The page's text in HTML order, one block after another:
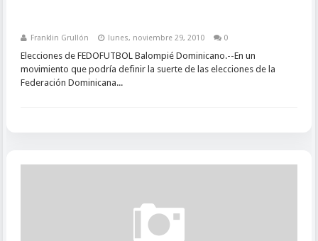
Franklin Grullón lunes, noviembre 29, 2010 0
Elecciones de FEDOFUTBOL Balompié Dominicano.--En un
movimiento que podría definir la suerte de las elecciones de la
Federación Dominicana...